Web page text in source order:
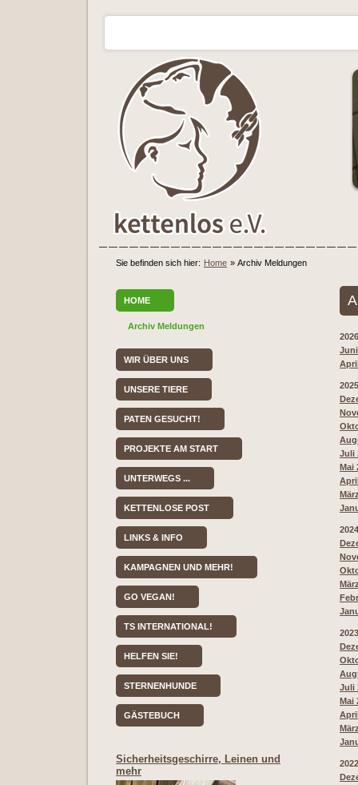
Sie befinden sich hier: Home » Archiv Meldungen
HOME
Archiv Meldungen
WIR ÜBER UNS
UNSERE TIERE
PATEN GESUCHT!
PROJEKTE AM START
UNTERWEGS ...
KETTENLOSE POST
LINKS & INFO
KAMPAGNEN UND MEHR!
GO VEGAN!
TS INTERNATIONAL!
HELFEN SIE!
STERNENHUNDE
GÄSTEBUCH
Sicherheitsgeschirre, Leinen und
mehr
2026
2025
Juli
Mai
2024
2023
Juli
Mai
2022